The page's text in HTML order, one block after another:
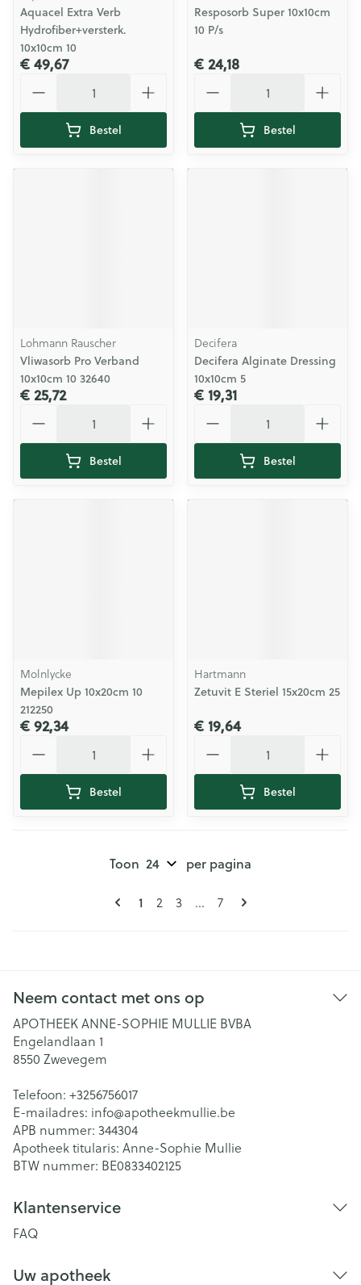
Aquacel Extra Verb
Hydrofiber+versterk.
10x10cm 10
€ 49,67
Bestel
Resposorb Super 10x10cm
10 P/s
€ 24,18
Bestel
Lohmann Rauscher
Vliwasorb Pro Verband
10x10cm 10 32640
€ 25,72
Bestel
Decifera
Decifera Alginate Dressing
10x10cm 5
€ 19,31
Bestel
Molnlycke
Mepilex Up 10x20cm 10
212250
€ 92,34
Bestel
Hartmann
Zetuvit E Steriel 15x20cm 25
€ 19,64
Bestel
Pagina's
U lees momenteel pagina
1 Pagina
2 Pagina
3 ... Pagina
7
Toon per pagina
Neem contact met ons op
APOTHEEK ANNE-SOPHIE MULLIE BVBA
Engelandlaan 1
8550 Zwevegem
Telefoon: +3256756017
E-mailadres: info@apotheekmullie.be
APB nummer: 344304
Apotheek titularis: Anne-Sophie Mullie
BTW nummer: BE0833402125
Klantenservice
FAQ
Uw apotheek